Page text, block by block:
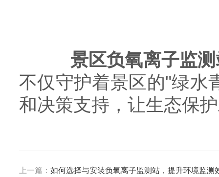
景区负氧离子监
不仅守护着景区的"绿水
和决策支持，让生态保
上一篇： 如何选择与安装负氧离子监测站，提升环境监测